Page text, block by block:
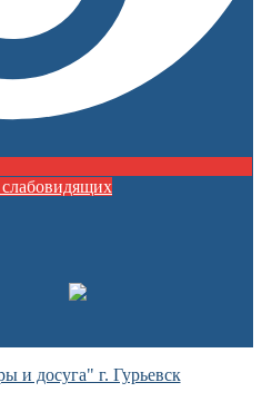
и досуга" г. Гурьевск